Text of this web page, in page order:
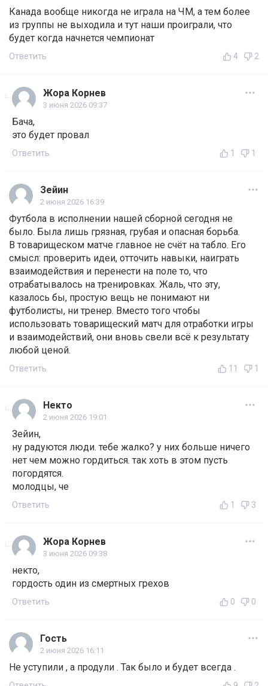
Канада вообще никогда не играла на ЧМ, а тем более
из группы не выходила и тут наши проиграли, что
будет когда начнется чемпионат
Ответить 4 2
Жора Корнев
3 июня 2026 09:37
Бача,
это будет провал
Ответить 1 1
Зейин
2 июня 2026 16:39
Футбола в исполнении нашей сборной сегодня не
было. Была лишь грязная, грубая и опасная борьба.
В товарищеском матче главное не счёт на табло. Его
смысл: проверить идеи, отточить навыки, наиграть
взаимодействия и перенести на поле то, что
отрабатывалось на тренировках. Жаль, что эту,
казалось бы, простую вещь не понимают ни
футболисты, ни тренер. Вместо того чтобы
использовать товарищеский матч для отработки игры
и взаимодействий, они вновь свели всё к результату
любой ценой.
Ответить 11 1
Некто
2 июня 2026 19:01
Зейин,
ну радуются люди. тебе жалко? у них больше ничего
нет чем можно гордиться. так хоть в этом пусть
погордятся.
молодцы, че
Ответить 1 3
Жора Корнев
3 июня 2026 09:38
некто,
гордость один из смертных грехов
Ответить 0 0
Гость
2 июня 2026 16:11
Не уступили , а продули . Так было и будет всегда .